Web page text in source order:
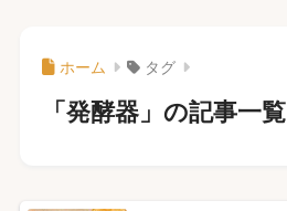
ホーム タグ
「発酵器」の記事一覧